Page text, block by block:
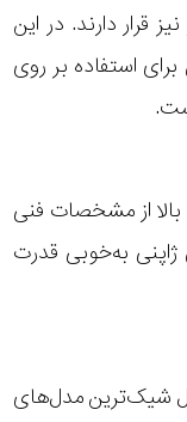
نیز قرار دارند. در این
استفاده بر روی
از مشخصات فنی
به‌خوبی قدرت
شیک‌ترین مدل‌های